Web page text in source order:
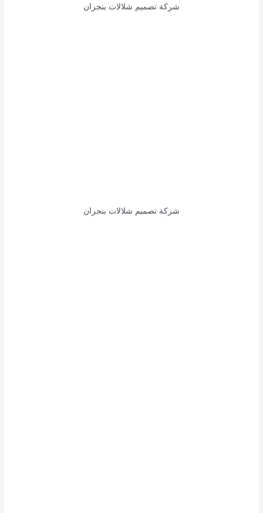
شركة تصميم شلالات بنجران
شركة تصميم شلالات بنجران